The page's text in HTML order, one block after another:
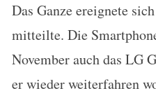
Das Ganze ereignete
mitteilte. Die
November auch das LG
er wieder weiterfahren